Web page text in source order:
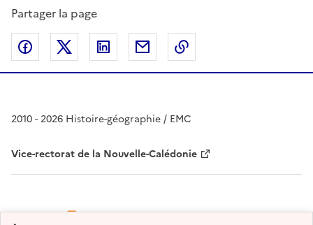
Partager la page
Partager sur Facebook
Partager sur Twitter
Partager sur LinkedIn
Partager par email
2010 - 2026 Histoire-géographie / EMC
Vice-rectorat de la Nouvelle-Calédonie